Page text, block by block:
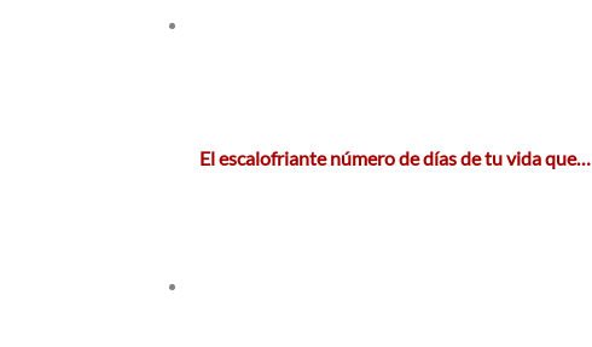
El escalofriante número de días de tu vida que…